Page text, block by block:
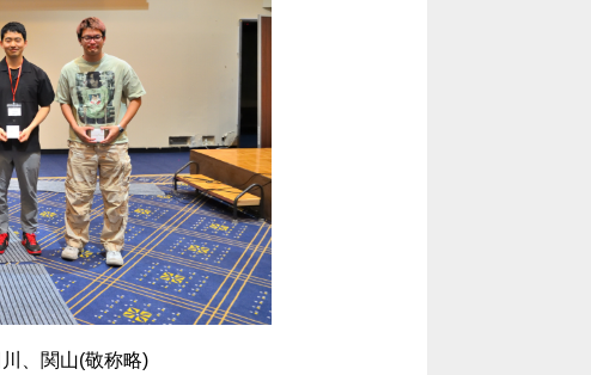
、関山(敬称略)